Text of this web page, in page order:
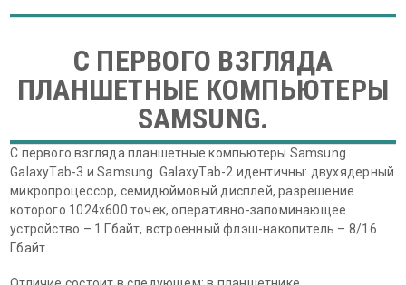
С ПЕРВОГО ВЗГЛЯДА
ПЛАНШЕТНЫЕ КОМПЬЮТЕРЫ
SAMSUNG.
С первого взгляда планшетные компьютеры Samsung.
GalaxyTab-3 и Samsung. GalaxyTab-2 идентичны: двухядерный
микропроцессор, семидюймовый дисплей, разрешение
которого 1024х600 точек, оперативно-запоминающее
устройство – 1 Гбайт, встроенный флэш-накопитель – 8/16
Гбайт.